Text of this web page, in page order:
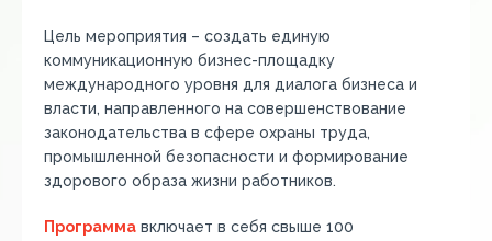
Цель мероприятия – создать единую
коммуникационную бизнес-площадку
международного уровня для диалога бизнеса и
власти, направленного на совершенствование
законодательства в сфере охраны труда,
промышленной безопасности и формирование
здорового образа жизни работников.
Программа включает в себя свыше 100